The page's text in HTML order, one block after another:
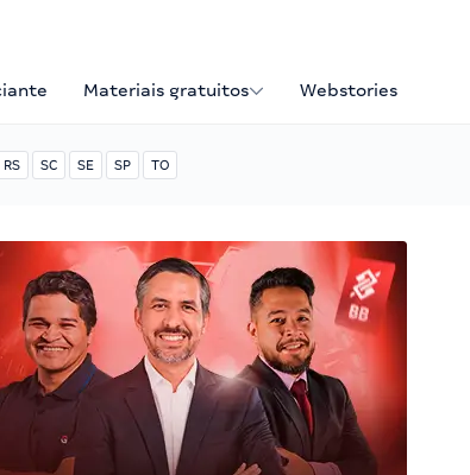
Materiais gratuitos Webstories
RS SC SE SP TO